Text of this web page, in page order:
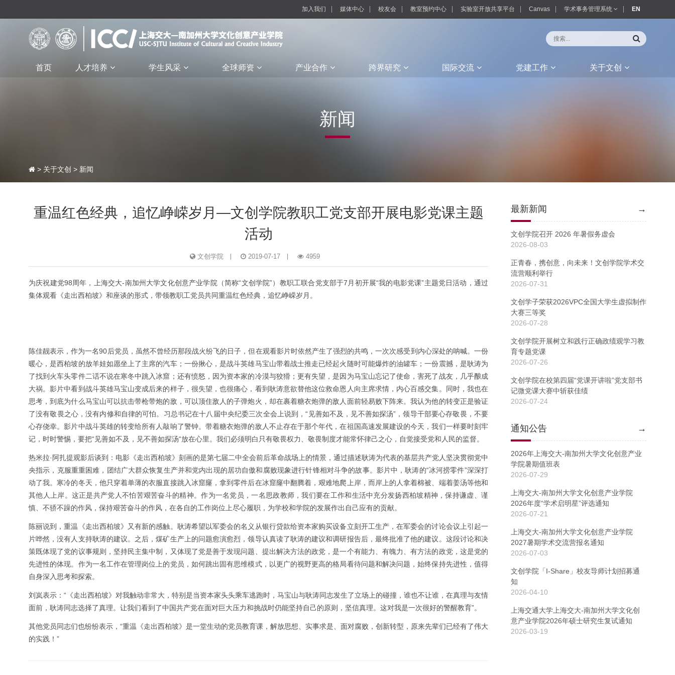
加入我们 媒体中心 校友会 教室预约中心 实验室开放共享平台 Canvas 学术事务管理系统 EN
首页 人才培养 学生风采 全球师资 产业合作 跨界研究 国际交流 党建工作 关于文创
> 关于文创 > 新闻
新闻
重温红色经典，追忆峥嵘岁月—文创学院教职工党支部开展电影党课主题
活动
文创学院 2019-07-17 4959
为庆祝建党98周年，上海交大-南加州大学文化创意产业学院（简称“文创学院”）教职工联合党支部于7月初开展“我的电影党课”主题党日活动，通过
集体观看《走出西柏坡》和座谈的形式，带领教职工党员共同重温红色经典，追忆峥嵘岁月。
陈佳靓表示，作为一名90后党员，虽然不曾经历那段战火纷飞的日子，但在观看影片时依然产生了强烈的共鸣，一次次感受到内心深处的呐喊。一份
暖心，是西柏坡的放羊娃如愿坐上了主席的汽车；一份揪心，是战斗英雄马宝山带着战士推走已经起火随时可能爆炸的油罐车；一份震撼，是耿涛为
了找到火车头零件二话不说在寒冬中跳入冰窟；还有愤怒，因为资本家的冷漠与狡猾；更有失望，是因为马宝山忘记了使命，害死了战友，几乎酿成
大祸。影片中看到战斗英雄马宝山变成后来的样子，很失望，也很痛心，看到耿涛意欲替他这位救命恩人向主席求情，内心百感交集。同时，我也在
思考，到底为什么马宝山可以抗击带枪带炮的敌，可以顶住敌人的子弹炮火，却在裹着糖衣炮弹的敌人面前轻易败下阵来。我认为他的转变正是验证
了没有敬畏之心，没有内修和自律的可怕。习总书记在十八届中央纪委三次全会上说到，“见善如不及，见不善如探汤”，领导干部要心存敬畏，不要
心存侥幸。影片中战斗英雄的转变给所有人敲响了警钟。带着糖衣炮弹的敌人不止存在于那个年代，在祖国高速发展建设的今天，我们一样要时刻牢
记，时时警惕，要把“见善如不及，见不善如探汤“放在心里。我们必须明白只有敬畏权力、敬畏制度才能常怀律己之心，自觉接受党和人民的监督。
热米拉·阿扎提观影后谈到：电影《走出西柏坡》刻画的是第七届二中全会前后革命战场上的情景，通过描述耿涛为代表的基层共产党人坚决贯彻党中
央指示，克服重重困难，团结广大群众恢复生产并和党内出现的居功自傲和腐败现象进行针锋相对斗争的故事。影片中，耿涛的“冰河捞零件”深深打
动了我。寒冷的冬天，他只穿着单薄的衣服直接跳入冰窟窿，拿到零件后在冰窟窿中翻腾着，艰难地爬上岸，而岸上的人拿着棉被、端着姜汤等他和
其他人上岸。这正是共产党人不怕苦艰苦奋斗的精神。作为一名党员，一名思政教师，我们要在工作和生活中充分发扬西柏坡精神，保持谦虚、谨
慎、不骄不躁的作风，保持艰苦奋斗的作风，在各自的工作岗位上尽心履职，为学校和学院的发展作出自己应有的贡献。
陈丽说到，重温《走出西柏坡》又有新的感触。耿涛希望以军委会的名义从银行贷款给资本家购买设备立刻开工生产，在军委会的讨论会议上引起一
片哗然，没有人支持耿涛的建议。之后，煤矿生产上的问题愈演愈烈，领导认真读了耿涛的建议和调研报告后，最终批准了他的建议。这段讨论和决
策既体现了党的议事规则，坚持民主集中制，又体现了党是善于发现问题、提出解决方法的政党，是一个有能力、有魄力、有方法的政党，这是党的
先进性的体现。作为一名工作在管理岗位上的党员，如何跳出固有思维模式，以更广的视野更高的格局看待问题和解决问题，始终保持先进性，值得
自身深入思考和探索。
刘岚表示：“《走出西柏坡》对我触动非常大，特别是当资本家头头乘车逃跑时，马宝山与耿涛同志发生了立场上的碰撞，谁也不让谁，在真理与友情
面前，耿涛同志选择了真理。让我们看到了中国共产党在面对巨大压力和挑战时仍能坚持自己的原则，坚信真理。这对我是一次很好的警醒教育”。
其他党员同志们也纷纷表示，“重温《走出西柏坡》是一堂生动的党员教育课，解放思想、实事求是、面对腐败，创新转型，原来先辈们已经有了伟大
的实践！”
最新新闻 →
文创学院召开 2026 年暑假务虚会
2026-08-03
正青春，携创意，向未来！文创学院学术交
流营顺利举行
2026-07-31
文创学子荣获2026VPC全国大学生虚拟制作
大赛三等奖
2026-07-28
文创学院开展树立和践行正确政绩观学习教
育专题党课
2026-07-26
文创学院在校第四届“党课开讲啦”党支部书
记微党课大赛中斩获佳绩
2026-07-24
通知公告 →
2026年上海交大-南加州大学文化创意产业
学院暑期值班表
2026-07-29
上海交大-南加州大学文化创意产业学院
2026年度“学术启明星”评选通知
2026-07-21
上海交大-南加州大学文化创意产业学院
2027暑期学术交流营报名通知
2026-07-03
文创学院「I-Share」校友导师计划招募通
知
2026-04-10
上海交通大学上海交大-南加州大学文化创
意产业学院2026年硕士研究生复试通知
2026-03-19